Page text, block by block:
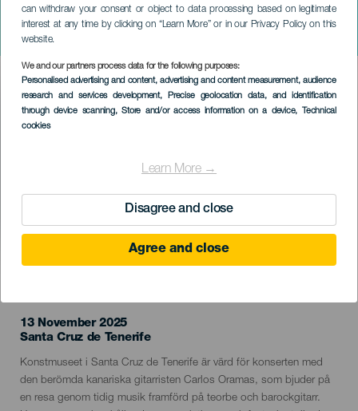
can withdraw your consent or object to data processing based on legitimate
interest at any time by clicking on “Learn More” or in our Privacy Policy on this
website.
We and our partners process data for the following purposes:
Personalised advertising and content, advertising and content measurement, audience
research and services development, Precise geolocation data, and identification
through device scanning, Store and/or access information on a device, Technical
cookies
Learn More →
Disagree and close
Agree and close
Carlos Oramas i konsert
TENERIFE
Imagen
Listado
13 November 2025
Localidad
Santa Cruz de Tenerife
Descripción
del
evento
Konstmuseet i Santa Cruz de Tenerife är värd för konserten med
den berömda kanariska gitarristen Carlos Oramas, som bjuder på
en resa genom tidig musik framförd på teorbe och barockgitarr.